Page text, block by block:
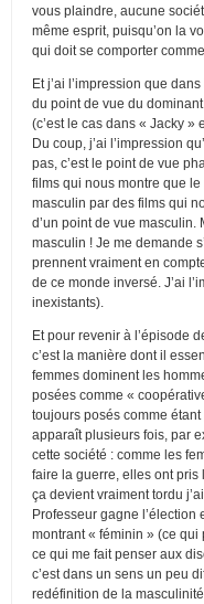
vous plaindre, aucune
même esprit, puisqu’on la
qui doit se comporter
Et j’ai l’impression que
du point de vue du
(c’est le cas dans « Jacky »
Du coup, j’ai l’impression
pas, c’est le point de vue
films qui nous montre que
masculin par des films qui
d’un point de vue masculin.
masculin ! Je me demande
prennent vraiment en
de ce monde inversé. J’ai
inexistants).
Et pour revenir à l’épisode
c’est la manière dont il
femmes dominent les
posées comme «
toujours posés comme
apparaît plusieurs fois, par
cette société : comme les
faire la guerre, elles ont
ça devient vraiment tordu
Professeur gagne l’élection
montrant « féminin » (ce qui
ce qui me fait penser aux
c’est dans un sens un peu
redéfinition de la